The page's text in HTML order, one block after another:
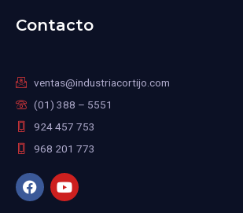
Contacto
ventas@industriacortijo.com
(01) 388 – 5551
924 457 753
968 201 773
F
a
Y
o